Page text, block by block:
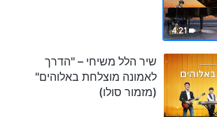
4:21
שיר הלל משיחי – "הדרך
לאמונה מוצלחת באלוהים"
(מזמור סולו)